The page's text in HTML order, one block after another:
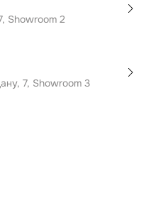
Showroom 2
7, Showroom 3